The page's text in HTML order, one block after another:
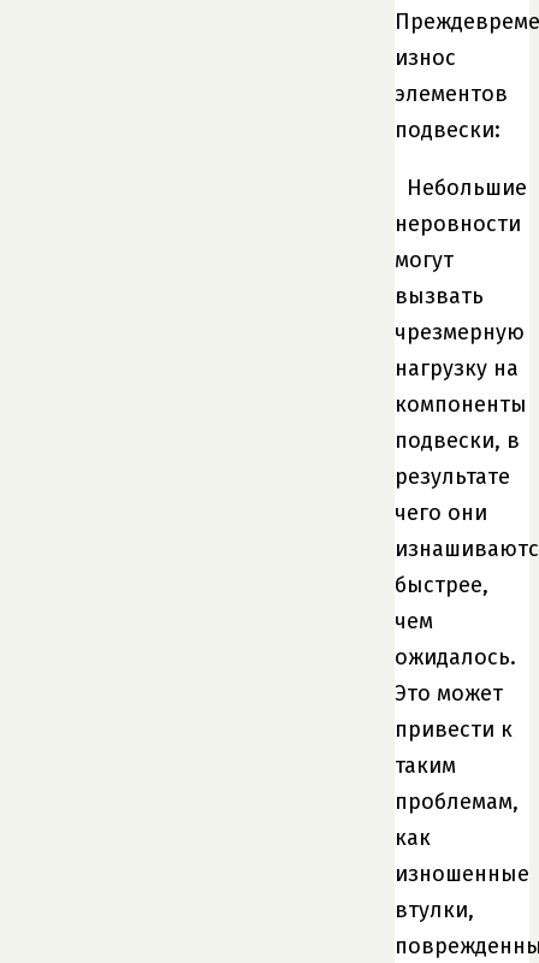
износ
элементов
подвески:
Небольшие
неровности
могут
вызвать
чрезмерную
нагрузку на
компоненты
подвески, в
результате
чего они
быстрее,
чем
ожидалось.
Это может
привести к
таким
проблемам,
как
изношенные
втулки,